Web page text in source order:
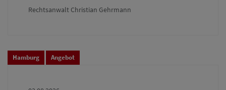
Rechtsanwalt Christian Gehrmann
Hamburg Angebot